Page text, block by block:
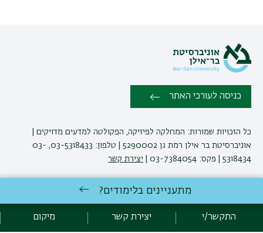
כניסה לעורכי האתר
כל הזכויות שמורות: המחלקה לפיזיקה, הפקולטה למדעים מדויקים |
אוניברסיטת בר אילן רמת גן 5290002 | טלפון: 03-5318433, 03-
5318434 | פקס: 03-7384054 |
יצירת קשר
באוניברסיטת בר-אילן
הצהרת נגישות
מדיניות פרטיות
מתעניינים בלימודים?
התקשר/י יצירת קשר מיקום